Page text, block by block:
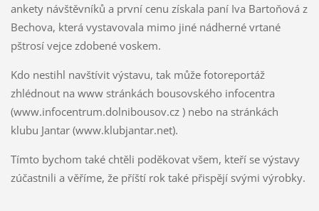
ankety návštěvníků a první cenu získala paní Iva Bartoňová z
Bechova, která vystavovala mimo jiné nádherné vrtané
pštrosí vejce zdobené voskem.
Kdo nestihl navštívit výstavu, tak může fotoreportáž
zhlédnout na www stránkách bousovského infocentra
(www.infocentrum.dolnibousov.cz ) nebo na stránkách
klubu Jantar (www.klubjantar.net).
Tímto bychom také chtěli poděkovat všem, kteří se výstavy
zúčastnili a věříme, že příští rok také přispějí svými výrobky.